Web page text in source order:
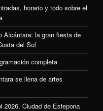
horario y todo sobre el
Alcántara: la gran fiesta de
del Sol
completa
se llena de artes
2026, Ciudad de Estepona